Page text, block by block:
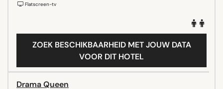
Flatscreen-tv
ZOEK BESCHIKBAARHEID MET JOUW DATA
VOOR DIT HOTEL
Drama Queen